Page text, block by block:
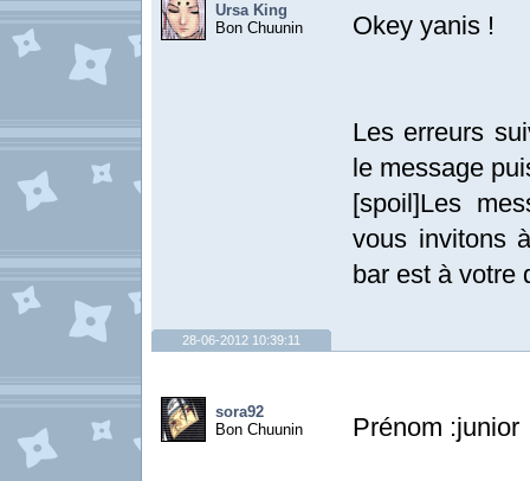
Ursa King
Bon Chuunin
Okey yanis !
Les erreurs
le message
[spoil]Les
vous invitons
bar est à votre
28-06-2012 10:39:11
sora92
Bon Chuunin
Prénom :junior